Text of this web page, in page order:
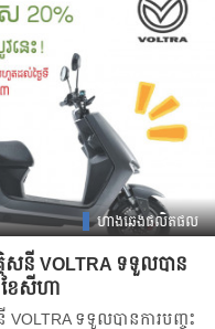
ហាងឆេងផលិតផល
នី VOLTRA​ ទទួលបាន​
ខែ​សីហា
ទទួលបាន​ការបញ្ចុះ